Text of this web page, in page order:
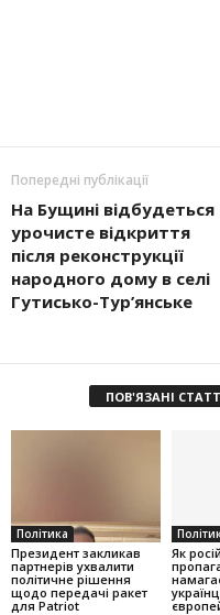
Попередні публікації
На Бущині відбудеться
урочисте відкриття
після реконструкції
народного дому в селі
Гутисько-Тур’янське
ПОВ'ЯЗАНІ
Політика
Президент закликав
партнерів ухвалити
політичне рішення
щодо передачі ракет
для Patriot
Як